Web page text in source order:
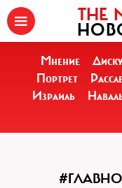
THE
Мнение
Портрет
Израиль